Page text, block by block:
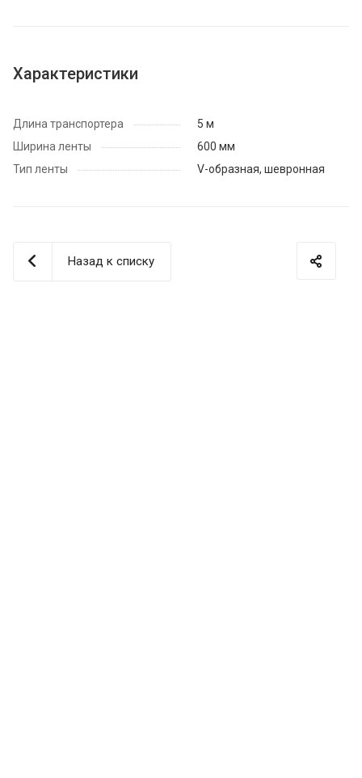
Характеристики
Длина транспортера
5 м
Ширина ленты
600 мм
Тип ленты
V-образная, шевронная
Назад к списку